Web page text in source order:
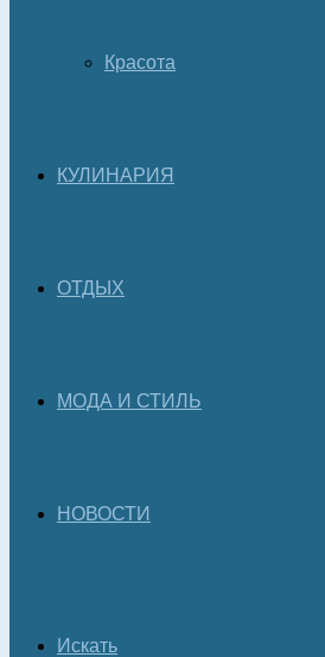
Красота
КУЛИНАРИЯ
ОТДЫХ
МОДА И СТИЛЬ
НОВОСТИ
Искать